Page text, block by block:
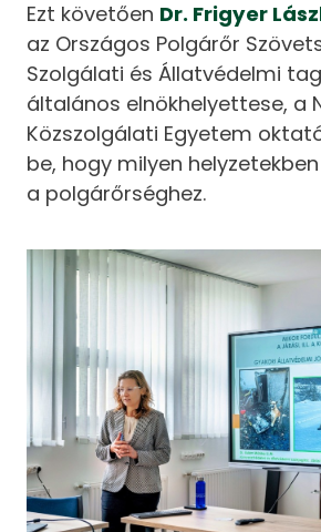
Ezt követően Dr. Frigyer
az Országos Polgárőr
Szolgálati és Állatvédelmi
általános elnökhelyettese, a
Közszolgálati Egyetem
be, hogy milyen
a polgárőrséghez.